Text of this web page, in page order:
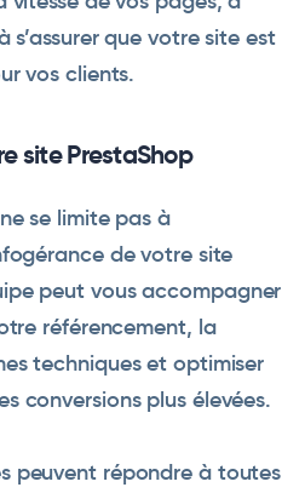
s’assurer que votre site est
vos clients.
site PrestaShop
se limite pas à
de votre site
peut vous accompagner
référencement, la
techniques et optimiser
conversions plus élevées.
peuvent répondre à toutes